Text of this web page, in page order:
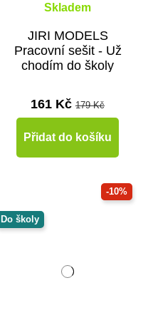
Skladem
JIRI MODELS
Pracovní sešit - Už
chodím do školy
161 Kč 179 Kč
Přidat do košíku
-10%
Do školy